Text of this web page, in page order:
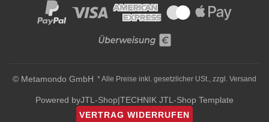
© Metamondo GmbH * Alle Preise inkl. gesetzlicher USt., zzgl. Versand
Powered byJTL-Shop|TECHNIK JTL-Shop Template
VERTRAG WIDERRUFEN